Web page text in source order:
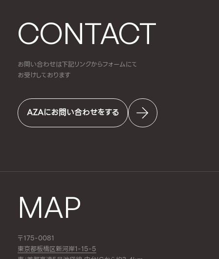
CONTACT
お問い合わせは下記リンクからフォームにて
お受けしております
AZAにお問い合わせをする
MAP
〒175-0081
東京都板橋区新河岸1-15-5